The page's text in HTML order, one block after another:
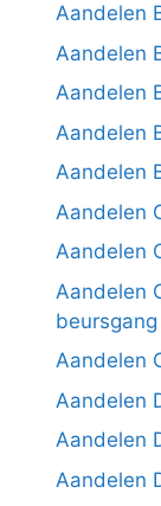
Aandelen
Aandelen
Aandelen
Aandelen
Aandelen
Aandelen
Aandelen
Aandelen
beursgang
Aandelen
Aandelen
Aandelen
Aandelen